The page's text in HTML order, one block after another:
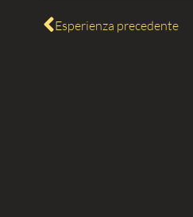
Esperienza precedente